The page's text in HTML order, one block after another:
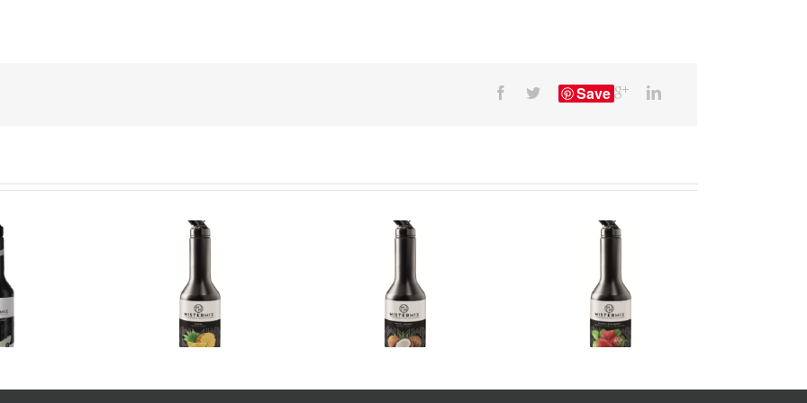
Save
Premium Fruit
Pineapple
Mistermix Premium Fruit
Mistermix Premium Fruit
Strawberry